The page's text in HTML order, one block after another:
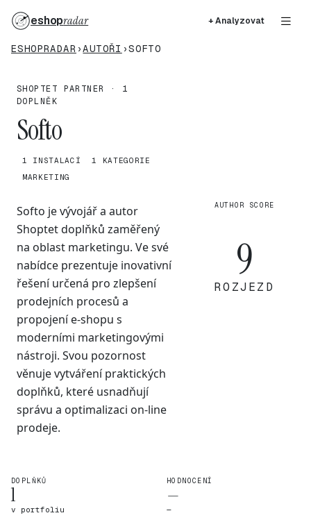
eshopradar + Analyzovat
ESHOPRADAR ›AUTOŘI ›SOFTO
SHOPTET PARTNER · 1
DOPLNĚK
Softo
1 INSTALACÍ
1 KATEGORIE
MARKETING
Softo je vývojář a autor
Shoptet doplňků zaměřený
na oblast marketingu. Ve své
nabídce prezentuje inovativní
řešení určená pro zlepšení
prodejních procesů a
propojení e-shopu s
moderními marketingovými
nástroji. Svou pozornost
věnuje vytváření praktických
doplňků, které usnadňují
správu a optimalizaci on-line
prodeje.
AUTHOR SCORE
9
ROZJEZD
DOPLŇKŮ
1
v portfoliu
HODNOCENÍ
—
—